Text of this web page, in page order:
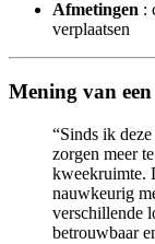
Afmetingen :
verplaatsen
Mening van
“Sinds ik
zorgen meer
kweekruimte.
nauwkeurig
verschillende
betrouwbaar